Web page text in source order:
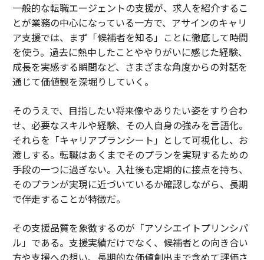
一般的な転職エージェントの支援が、求人を紹介するこ
とが業務の中心になっている一方で、アサインのキャリ
ア支援では、まず「候補者を知る」ことに徹底して時間
を使う。過去に熱中したことややりがいに感じた経験、
成長を実感する瞬間など、さまざまな角度からの対話を
通じて価値観を深堀りしていく。
そのうえで、目指したい将来像やありたい姿をすり合わ
せ、必要なスキルや経験、その人自身の強みを言語化。
それらを「キャリアプランシート」として可視化し、お
渡しする。転職はあくまでそのプランを実現するための
手段の一つに過ぎない。入社後も定期的に接点を持ち、
そのプランが実現に近づいているか確認しながら、長期
で伴走することが特徴だ。
その支援品質を象徴するのが「アソシエイトプリンシパ
ル」である。支援実績だけでなく、候補者との向き合い
方や支援への想い、長期的な価値創出まで含めて評価さ